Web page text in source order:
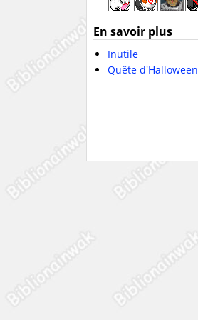
En savoir plus
Inutile
Quête